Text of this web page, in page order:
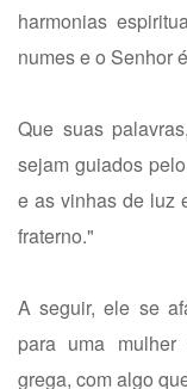
harmonias
numes e o Senhor
Que suas
sejam guiados
e as vinhas de luz
fraterno."
A seguir, ele se
para uma mulher
grega, com algo